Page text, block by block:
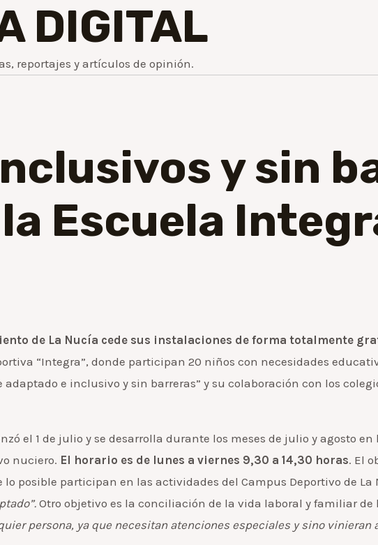
DIGITAL
reportajes y artículos de opinión.
y sin
Escuela
de La Nucía cede sus instalaciones de forma totalmente
“Integra”, donde participan 20 niños con necesidades
e inclusivo y sin barreras” y su colaboración con los
el 1 de julio y se desarrolla durante los meses de julio y agosto
nuciero. El horario es de lunes a viernes 9,30 a 14,30 horas. El
posible participan en las actividades del Campus Deportivo de
Otro objetivo es la conciliación de la vida laboral y familiar
persona, ya que necesitan atenciones especiales y sino vinieran